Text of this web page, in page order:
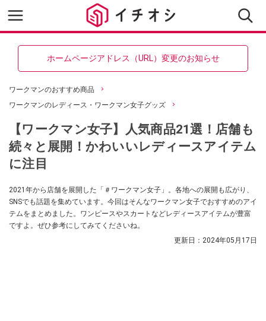
ホームページアドレス（URL）変更のお知らせ
ワークマンのおすすめ商品
ワークマンのレディース・ワークマン女子グッズ
【ワークマン女子】人気商品21選！店舗も
続々と展開！かわいいレディースアイテム
に注目
2021年から店舗を展開した「＃ワークマン女子」。各地への展開も広がり、
SNSでも話題を集めています。今回はそんなワークマン女子でおすすめのアイ
テムをまとめました。ワンピースやスカートなどレディースアイテムが豊富
ですよ。ぜひ参考にしてみてくださいね。
更新日： 2024年05月17日